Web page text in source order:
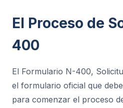
El Proceso de
400
El Formulario N-400,
el formulario oficial que
para comenzar el proceso